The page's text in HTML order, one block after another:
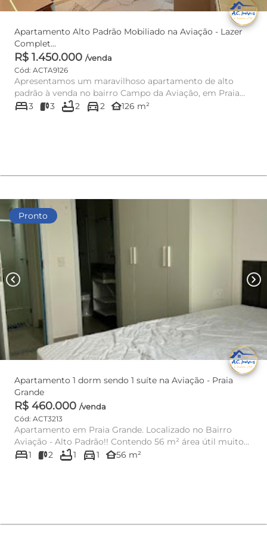
Apartamento Alto Padrão Mobiliado na Aviação - Lazer
Complet...
R$ 1.450.000 /venda
Cód: ACTA9126
Apresentamos um maravilhoso apartamento de alto
padrão à venda no bairro Campo da Aviação, em Praia
Grande, SP. Maravil...
bed3 3 bathtub2 directions_car2 other_houses126 m²
Pronto
chevron_left chevron_right
Apartamento 1 dorm sendo 1 suíte na Aviação - Praia
Grande
R$ 460.000 /venda
Cód: ACT3213
Apartamento em Praia Grande. Localizado no Bairro
Aviação - Alto Padrão!! Contendo 56 m² área útil muito
bem distri...
bed1 2 bathtub1 directions_car1 other_houses56 m²